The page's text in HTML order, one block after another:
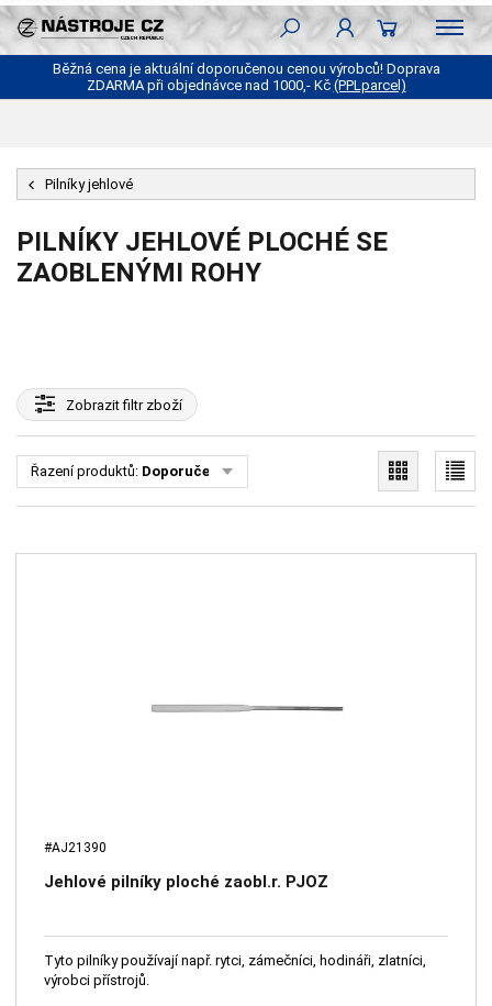
Běžná cena je aktuální doporučenou cenou výrobců! Doprava
ZDARMA při objednávce nad 1000,- Kč (PPLparcel)
Pilníky jehlové
PILNÍKY JEHLOVÉ PLOCHÉ SE
ZAOBLENÝMI ROHY
Zobrazitfiltr zboží
Řazení produktů: Doporučené
#AJ21390
Jehlové pilníky ploché zaobl.r. PJOZ
Tyto pilníky používají např. rytci, zámečníci, hodináři, zlatníci,
výrobci přístrojů.